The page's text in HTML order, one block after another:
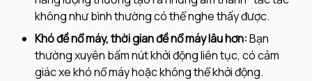
không như bình thường có thể nghe thấy được.
Khó đề nổ máy, thời gian đề nổ máy lâu hơn:Bạn
thường xuyên bấm nút khởi động liên tục, có cảm
giác xe khó nổ máy hoặc không thể khởi động.